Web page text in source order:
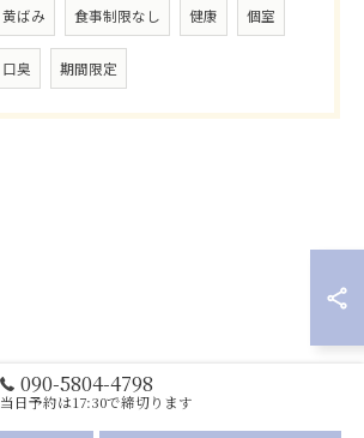
黄ばみ 食事制限なし 健康 個室
口臭 期間限定
090-5804-4798
当日予約は17:30で締切ります